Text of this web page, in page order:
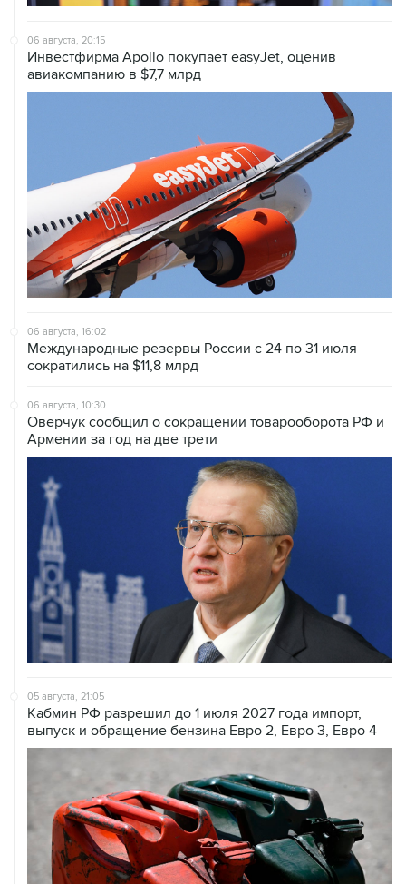
06 августа, 20:15
Инвестфирма Apollo покупает easyJet, оценив
авиакомпанию в $7,7 млрд
06 августа, 16:02
Международные резервы России с 24 по 31 июля
сократились на $11,8 млрд
06 августа, 10:30
Оверчук сообщил о сокращении товарооборота РФ и
Армении за год на две трети
05 августа, 21:05
Кабмин РФ разрешил до 1 июля 2027 года импорт,
выпуск и обращение бензина Евро 2, Евро 3, Евро 4